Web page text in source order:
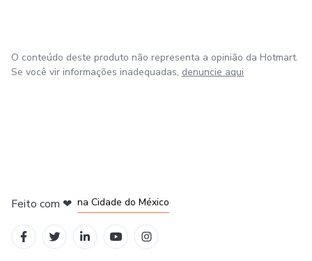
O conteúdo deste produto não representa a opinião da Hotmart.
Se você vir informações inadequadas, denuncie aqui
Feito com ❤ na Cidade do México